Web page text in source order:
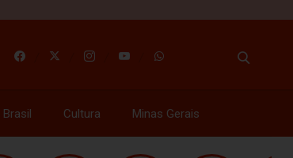
Brasil Cultura Minas Gerais